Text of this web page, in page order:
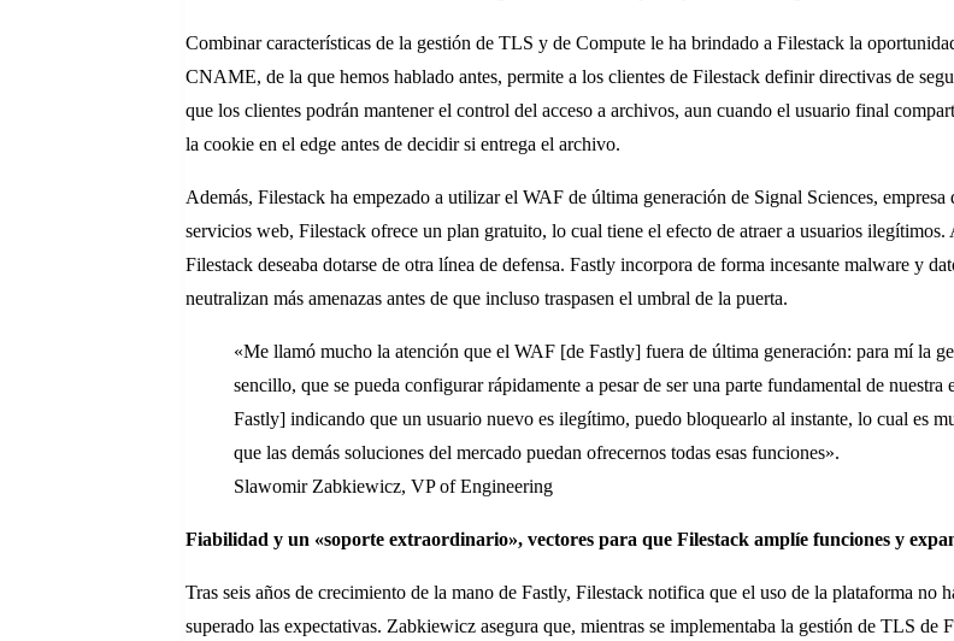
Combinar características de la gestión de TLS y de Compute le ha brindado a Filestack la
CNAME, de la que hemos hablado antes, permite a los clientes de Filestack definir directivas de
que los clientes podrán mantener el control del acceso a archivos, aun cuando el usuario final
la cookie en el edge antes de decidir si entrega el archivo.
Además, Filestack ha empezado a utilizar el WAF de última generación de Signal Sciences,
servicios web, Filestack ofrece un plan gratuito, lo cual tiene el efecto de atraer a usuarios
Filestack deseaba dotarse de otra línea de defensa. Fastly incorpora de forma incesante malware y
neutralizan más amenazas antes de que incluso traspasen el umbral de la puerta.
«Me llamó mucho la atención que el WAF [de Fastly] fuera de última generación: para mí la
sencillo, que se pueda configurar rápidamente a pesar de ser una parte fundamental de
Fastly] indicando que un usuario nuevo es ilegítimo, puedo bloquearlo al instante, lo cual es
que las demás soluciones del mercado puedan ofrecernos todas esas funciones».
Slawomir Zabkiewicz, VP of Engineering
Fiabilidad y un «soporte extraordinario», vectores para que Filestack amplíe funciones y
Tras seis años de crecimiento de la mano de Fastly, Filestack notifica que el uso de la plataforma no
superado las expectativas. Zabkiewicz asegura que, mientras se implementaba la gestión de TLS de